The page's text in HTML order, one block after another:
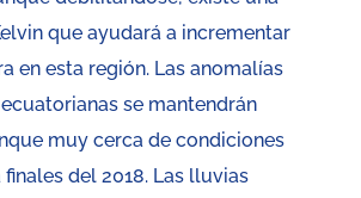
que ayudará a incrementar
en esta región. Las anomalías
se mantendrán
muy cerca de condiciones
del 2018. Las lluvias